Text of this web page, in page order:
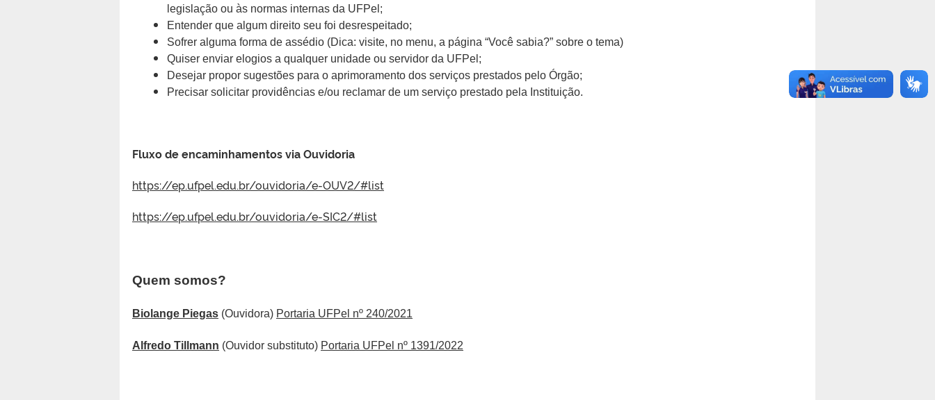
legislação ou às normas internas da UFPel;
Entender que algum direito seu foi desrespeitado;
Sofrer alguma forma de assédio (Dica: visite, no menu, a página “Você sabia?” sobre o tema)
Quiser enviar elogios a qualquer unidade ou servidor da UFPel;
Desejar propor sugestões para o aprimoramento dos serviços prestados pelo Órgão;
Precisar solicitar providências e/ou reclamar de um serviço prestado pela Instituição.
Fluxo de encaminhamentos via Ouvidoria
https://ep.ufpel.edu.br/ouvidoria/e-OUV2/#list
https://ep.ufpel.edu.br/ouvidoria/e-SIC2/#list
Quem somos?
Biolange Piegas (Ouvidora) Portaria UFPel nº 240/2021
Alfredo Tillmann (Ouvidor substituto) Portaria UFPel nº 1391/2022